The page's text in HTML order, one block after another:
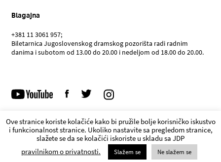
Blagajna
+381 11 3061 957;
Biletarnica Jugoslovenskog dramskog pozorišta radi radnim
danima i subotom od 13.00 do 20.00 i nedeljom od 18.00 do 20.00.
POLITIKA PRIVATNOSTI
© JDP. Sva prava zadržana 2022
Ove stranice koriste kolačiće kako bi pružile bolje korisničko iskustvo
i funkcionalnost stranice. Ukoliko nastavite sa pregledom stranice,
slažete se da se kolačići iskoriste u skladu sa JDP
pravilnikom o privatnosti.
Slažem se Ne slažem se